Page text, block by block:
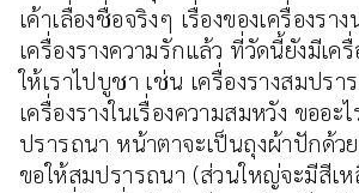
เค้าเลื่องชื่อจริงๆ เรื่องของเครื่องรา
เครื่องรางความรักแล้ว ที่วัดนี้ยังมีเค
ให้เราไปบูชา เช่น เครื่องรางสมปรา
เครื่องรางในเรื่องความสมหวัง ขออะ
ปรารถนา หน้าตาจะเป็นถุงผ้าปักด้ว
ขอให้สมปรารถนา (ส่วนใหญ่จะมีสีเห